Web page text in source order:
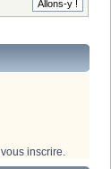
vous inscrire